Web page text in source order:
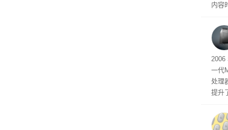
内容
有
2006
一代
处理
提升
型
ss